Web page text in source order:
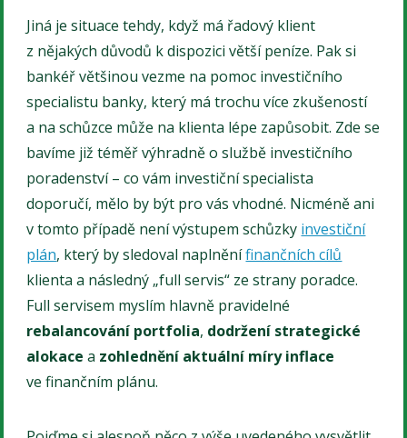
Jiná je situace tehdy, když má řadový klient
z nějakých důvodů k dispozici větší peníze. Pak si
bankéř většinou vezme na pomoc investičního
specialistu banky, který má trochu více zkušeností
a na schůzce může na klienta lépe zapůsobit. Zde se
bavíme již téměř výhradně o službě investičního
poradenství – co vám investiční specialista
doporučí, mělo by být pro vás vhodné. Nicméně ani
v tomto případě není výstupem schůzky investiční
plán, který by sledoval naplněnífinančních cílů
klienta a následný „full servis“ ze strany poradce.
Full servisem myslím hlavně pravidelné
rebalancování portfolia, dodržení strategické
alokace a zohlednění aktuální míry inflace
ve finančním plánu.